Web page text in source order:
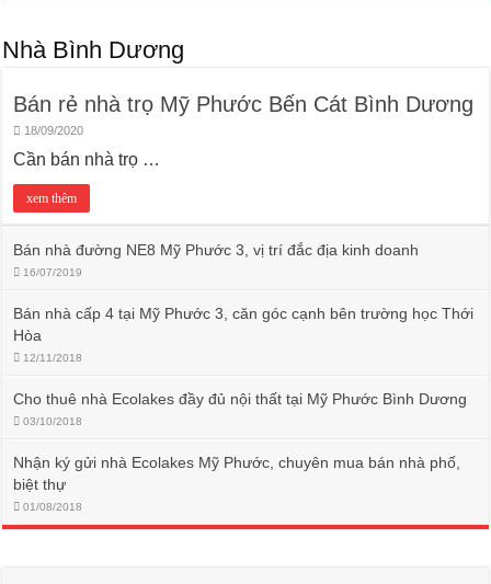
Nhà Bình Dương
Bán rẻ nhà trọ Mỹ Phước Bến Cát Bình Dương
18/09/2020
Cần bán nhà trọ …
xem thêm
Bán nhà đường NE8 Mỹ Phước 3, vị trí đắc địa kinh doanh
16/07/2019
Bán nhà cấp 4 tại Mỹ Phước 3, căn góc cạnh bên trường học Thới
Hòa
12/11/2018
Cho thuê nhà Ecolakes đầy đủ nội thất tại Mỹ Phước Bình Dương
03/10/2018
Nhận ký gửi nhà Ecolakes Mỹ Phước, chuyên mua bán nhà phố,
biệt thự
01/08/2018